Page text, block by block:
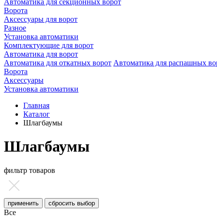
Автоматика для секционных ворот
Ворота
Аксессуары для ворот
Разное
Установка автоматики
Комплектующие для ворот
Автоматика для ворот
Автоматика для откатных ворот Автоматика для распашных
Ворота
Аксессуары
Установка автоматики
Главная
Каталог
Шлагбаумы
Шлагбаумы
фильтр товаров
Все